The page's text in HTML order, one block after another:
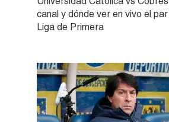
canal y dónde ver en vivo el
Liga de Primera